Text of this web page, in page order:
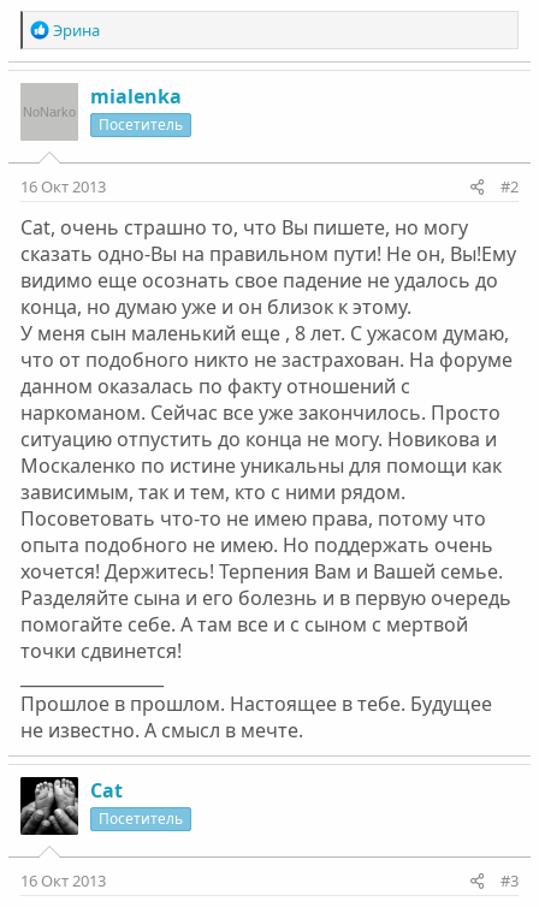
Р
е
а
ц
и
и
:
Эрина
mialenka
Посетитель
16 Окт 2013 #2
Cat, очень страшно то, что Вы пишете, но могу
сказать одно-Вы на правильном пути! Не он, Вы!Ему
видимо еще осознать свое падение не удалось до
конца, но думаю уже и он близок к этому.
У меня сын маленький еще , 8 лет. С ужасом думаю,
что от подобного никто не застрахован. На форуме
данном оказалась по факту отношений с
наркоманом. Сейчас все уже закончилось. Просто
ситуацию отпустить до конца не могу. Новикова и
Москаленко по истине уникальны для помощи как
зависимым, так и тем, кто с ними рядом.
Посоветовать что-то не имею права, потому что
опыта подобного не имею. Но поддержать очень
хочется! Держитесь! Терпения Вам и Вашей семье.
Разделяйте сына и его болезнь и в первую очередь
помогайте себе. А там все и с сыном с мертвой
точки сдвинется!
Прошлое в прошлом. Настоящее в тебе. Будущее
не известно. А смысл в мечте.
Cat
Посетитель
16 Окт 2013 #3